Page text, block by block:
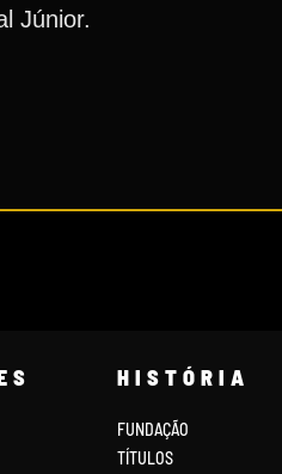
Júnior.
HISTÓRIA
FUNDAÇÃO
TÍTULOS